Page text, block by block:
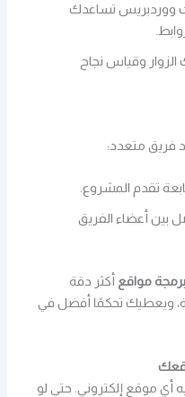
ووردبريس تساعدك
وقياس نجاح
فريق متعدد:
تقدم المشروع.
بين أعضاء الفريق
مواقع أكثر دقة
ويعطيك تحكمًا أفضل في
أي موقع إلكتروني. حتى لو